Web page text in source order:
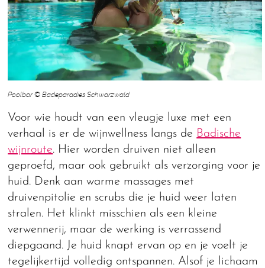
Poolbar © Badeparadies Schwarzwald
Voor wie houdt van een vleugje luxe met een
verhaal is er de wijnwellness langs de Badische
wijnroute. Hier worden druiven niet alleen
geproefd, maar ook gebruikt als verzorging voor je
huid. Denk aan warme massages met
druivenpitolie en scrubs die je huid weer laten
stralen. Het klinkt misschien als een kleine
verwennerij, maar de werking is verrassend
diepgaand. Je huid knapt ervan op en je voelt je
tegelijkertijd volledig ontspannen. Alsof je lichaam